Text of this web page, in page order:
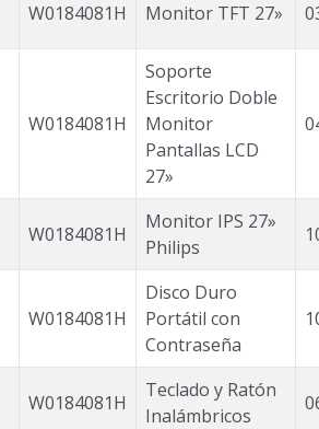
W0184081H Monitor TFT 27»
W0184081H
Soporte
Escritorio Doble
Monitor
Pantallas LCD
27»
W0184081H
Monitor IPS 27»
Philips
W0184081H
Disco Duro
Portátil con
Contraseña
W0184081H
Teclado y Ratón
Inalámbricos